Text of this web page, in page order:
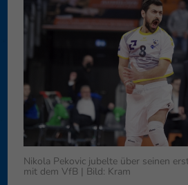
Nikola Pekovic jubelte über seinen
mit dem VfB | Bild: Kram
können Ihre Einwilligung zu ganzen
weitere Informationen anzeigen lassen
Cookies auswählen.
Speichern Nur essenzielle
Datenschutzeinstellungen
Essenziell (1)
Essenzielle Cookies ermöglichen
die einwandfreie Funktion der Website
Cookie-Informationen